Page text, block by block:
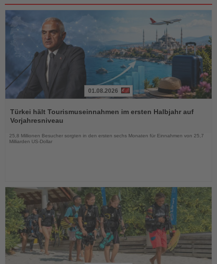
Sie
die
Nachrichten
01.08.2026
Türkei hält Tourismuseinnahmen im ersten Halbjahr auf
Vorjahresniveau
25,8 Millionen Besucher sorgten in den ersten sechs Monaten für Einnahmen von 25,7
Milliarden US-Dollar